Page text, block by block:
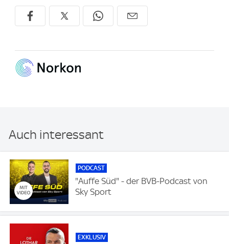
Auch interessant
PODCAST
"Auffe Süd" - der BVB-Podcast von
Sky Sport
EXKLUSIV